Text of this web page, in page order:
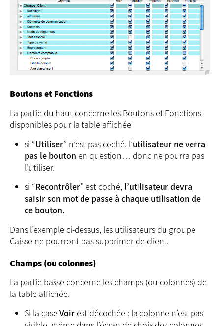
Boutons et Fonctions
La partie du haut concerne les Boutons et Fonctions
disponibles pour la table affichée
si “Utiliser” n’est pas coché, l’utilisateur ne verra
pas le bouton en question… donc ne pourra pas
l’utiliser.
si “Recontrôler” est coché, l’utilisateur devra
saisir son mot de passe à chaque utilisation de
ce bouton.
Dans l’exemple ci-dessus, les utilisateurs du groupe
Caisse ne pourront pas supprimer de client.
Champs (ou colonnes)
La partie basse concerne les champs (ou colonnes) de
la table affichée.
Si la case Voir est décochée : la colonne n’est pas